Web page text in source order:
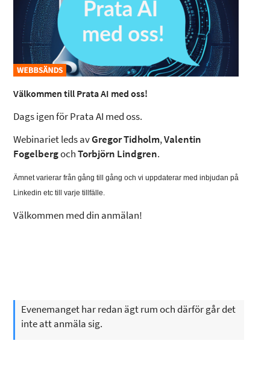
Välkommen till Prata AI med oss!
Dags igen för Prata AI med oss.
Webinariet leds avGregor Tidholm,Valentin
FogelbergochTorbjörn Lindgren.
Ämnet varierar från gång till gång och vi uppdaterar med inbjudan på
Linkedin etc till varje tillfälle.
Välkommen med din anmälan!
Evenemanget har redan ägt rum och därför går det
inte att anmäla sig.